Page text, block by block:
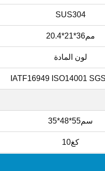
SUS304
مم36*21*20.4
لون المادة
سم55*48*35
كغ10